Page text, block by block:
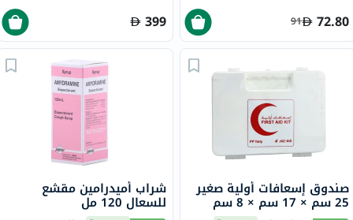
72.80
91
399
صندوق إسعافات أولية صغير
25 سم × 17 سم × 8 سم
شراب أميدرامين مقشع
للسعال 120 مل